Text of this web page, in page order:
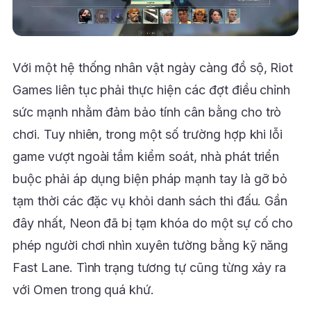
Với một hệ thống nhân vật ngày càng đồ sộ, Riot
Games liên tục phải thực hiện các đợt điều chỉnh
sức mạnh nhằm đảm bảo tính cân bằng cho trò
chơi. Tuy nhiên, trong một số trường hợp khi lỗi
game vượt ngoài tầm kiểm soát, nhà phát triển
buộc phải áp dụng biện pháp mạnh tay là gỡ bỏ
tạm thời các đặc vụ khỏi danh sách thi đấu. Gần
đây nhất, Neon đã bị tạm khóa do một sự cố cho
phép người chơi nhìn xuyên tường bằng kỹ năng
Fast Lane. Tình trạng tương tự cũng từng xảy ra
với Omen trong quá khứ.